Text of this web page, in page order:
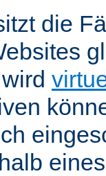
die